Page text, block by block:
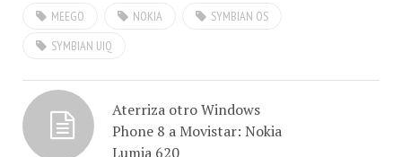
MEEGO NOKIA
SYMBIAN OS
SYMBIAN UIQ
Aterriza otro Windows
Phone 8 a Movistar: Nokia
Lumia 620